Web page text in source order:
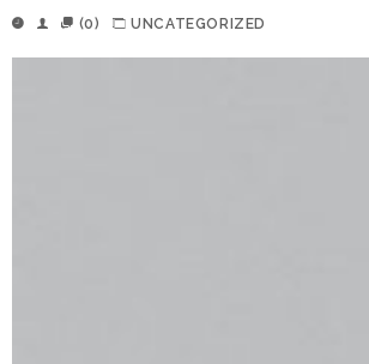
(0) UNCATEGORIZED